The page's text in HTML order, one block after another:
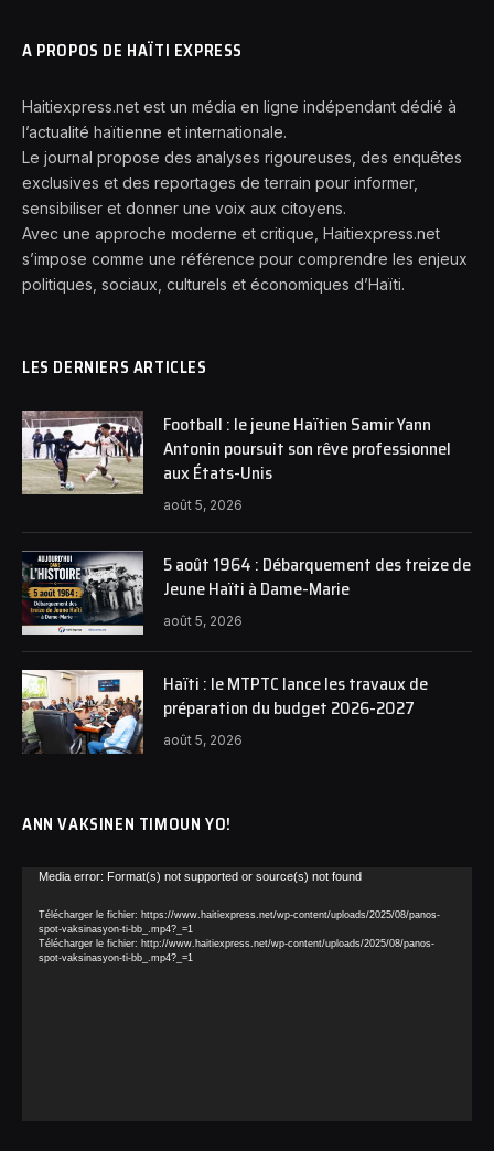
A PROPOS DE HAÏTI EXPRESS
Haitiexpress.net est un média en ligne indépendant dédié à
l’actualité haïtienne et internationale.
Le journal propose des analyses rigoureuses, des enquêtes
exclusives et des reportages de terrain pour informer,
sensibiliser et donner une voix aux citoyens.
Avec une approche moderne et critique, Haitiexpress.net
s’impose comme une référence pour comprendre les enjeux
politiques, sociaux, culturels et économiques d’Haïti.
LES DERNIERS ARTICLES
Football : le jeune Haïtien Samir Yann
Antonin poursuit son rêve professionnel
aux États-Unis
août 5, 2026
5 août 1964 : Débarquement des treize de
Jeune Haïti à Dame-Marie
août 5, 2026
Haïti : le MTPTC lance les travaux de
préparation du budget 2026-2027
août 5, 2026
ANN VAKSINEN TIMOUN YO!
Lecteur
Media error: Format(s) not supported or source(s) not found
Télécharger le fichier: https://www.haitiexpress.net/wp-content/uploads/2025/08/panos-
spot-vaksinasyon-ti-bb_.mp4?_=1
Télécharger le fichier: http://www.haitiexpress.net/wp-content/uploads/2025/08/panos-
spot-vaksinasyon-ti-bb_.mp4?_=1